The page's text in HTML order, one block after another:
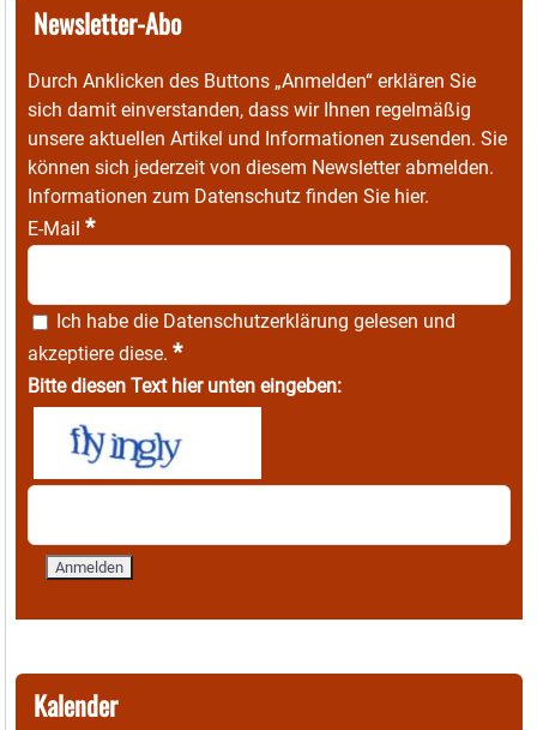
Newsletter-Abo
Durch Anklicken des Buttons „Anmelden“ erklären Sie
sich damit einverstanden, dass wir Ihnen regelmäßig
unsere aktuellen Artikel und Informationen zusenden. Sie
können sich jederzeit von diesem Newsletter abmelden.
Informationen zum Datenschutz finden Sie hier.
E-Mail *
Ich habe die Datenschutzerklärung gelesen und
akzeptiere diese. *
Bitte diesen Text hier unten eingeben:
Kalender